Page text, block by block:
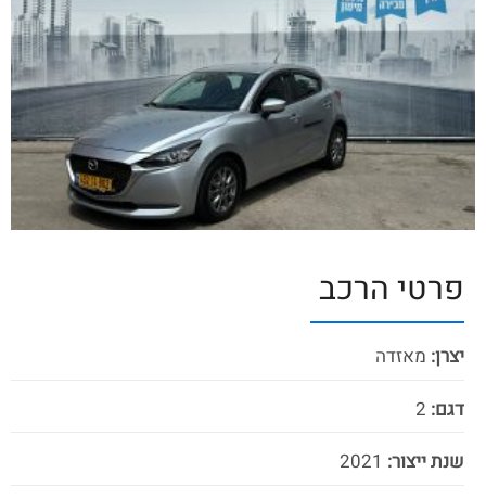
פרטי הרכב
יצרן: מאזדה
דגם:
שנת ייצור: